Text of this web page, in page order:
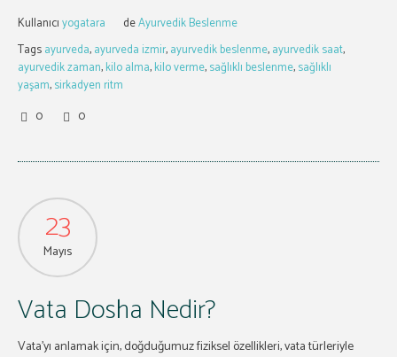
Kullanıcıyogatara deAyurvedik Beslenme
Tagsayurveda,ayurveda izmir,ayurvedik beslenme,ayurvedik saat,
ayurvedik zaman,kilo alma,kilo verme,sağlıklı beslenme,sağlıklı
yaşam,sirkadyen ritm
0
0
23
Mayıs
Vata Dosha Nedir?
Vata’yı anlamak için, doğduğumuz fiziksel özellikleri, vata türleriyle